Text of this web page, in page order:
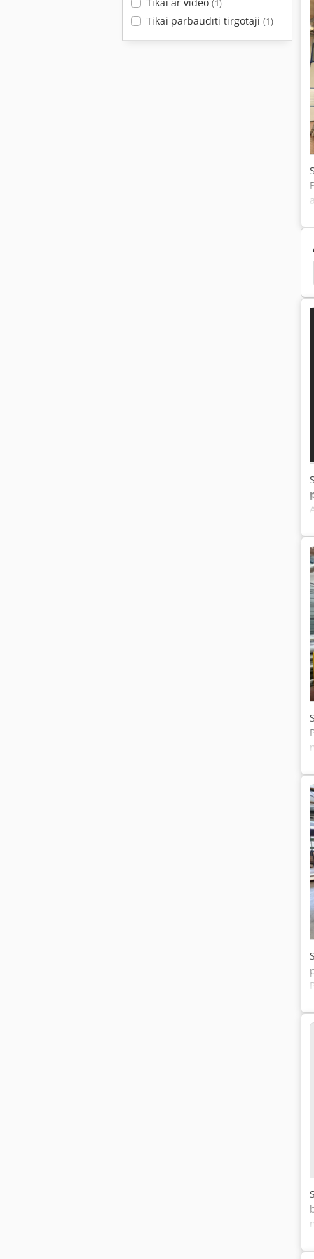
(1)
Tikai pārbaudīti tirgotāji (1)